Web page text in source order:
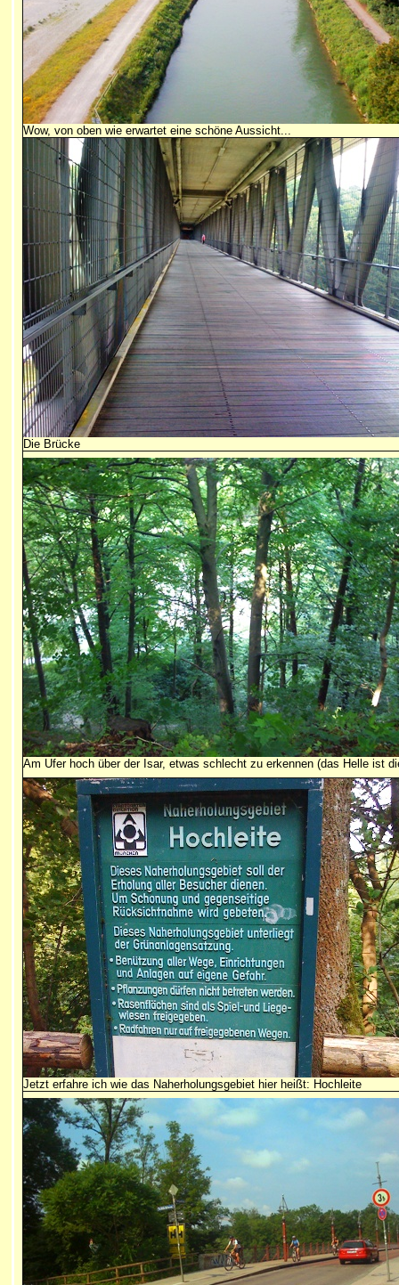
Wow, von oben wie erwartet eine schöne Aussicht...
Die Brücke
Am Ufer hoch über der Isar, etwas schlecht zu erkennen (das Helle ist
Jetzt erfahre ich wie das Naherholungsgebiet hier heißt: Hochleite